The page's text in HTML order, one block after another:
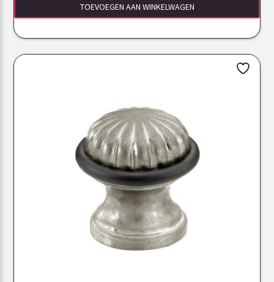
TOEVOEGEN AAN WINKELWAGEN